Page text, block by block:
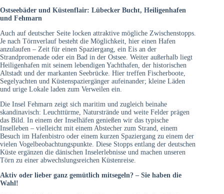
Ostseebäder und Küstenflair: Lübecker Bucht, Heiligenhafen
und Fehmarn
Auch auf deutscher Seite locken attraktive mögliche Zwischenstopps.
Je nach Törnverlauf besteht die Möglichkeit, hier einen Hafen
anzulaufen – Zeit für einen Spaziergang, ein Eis an der
Strandpromenade oder ein Bad in der Ostsee. Weiter außerhalb liegt
Heiligenhafen mit seinem lebendigen Yachthafen, der historischen
Altstadt und der markanten Seebrücke. Hier treffen Fischerboote,
Segelyachten und Küstenspaziergänger aufeinander; kleine Läden
und urige Lokale laden zum Verweilen ein.
Die Insel Fehmarn zeigt sich maritim und zugleich beinahe
skandinavisch: Leuchttürme, Naturstrände und weite Felder prägen
das Bild. In einem der Inselhäfen genießen wir das typische
Inselleben – vielleicht mit einem Abstecher zum Strand, einem
Besuch im Hafenbistro oder einem kurzen Spaziergang zu einem der
vielen Vogelbeobachtungspunkte. Diese Stopps entlang der deutschen
Küste ergänzen die dänischen Inselerlebnisse und machen unseren
Törn zu einer abwechslungsreichen Küstenreise.
Aktiv oder lieber ganz gemütlich mitsegeln? – Sie haben die
Wahl!